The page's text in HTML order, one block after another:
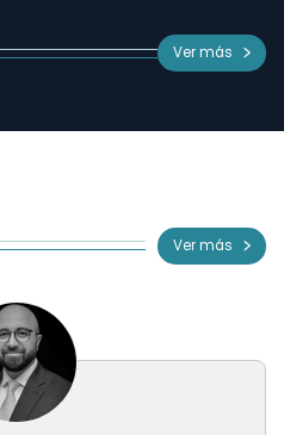
Ver más
Ver más